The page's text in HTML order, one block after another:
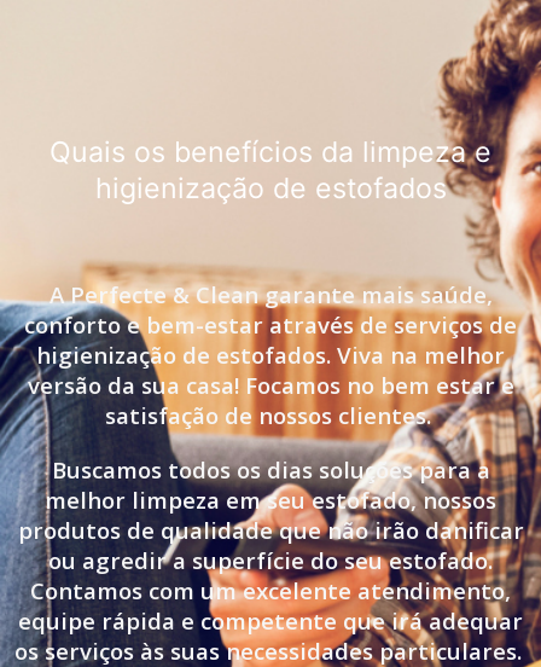
Quais os benefícios da limpeza e
higienização de estofados
A Perfecte & Clean garante mais saúde,
conforto e bem-estar através de serviços de
higienização de estofados. Viva na melhor
versão da sua casa! Focamos no bem estar e
satisfação de nossos clientes.
Buscamos todos os dias soluções para a
melhor limpeza em seu estofado, nossos
produtos de qualidade que não irão danificar
ou agredir a superfície do seu estofado.
Contamos com um excelente atendimento,
equipe rápida e competente que irá adequar
os serviços às suas necessidades particulares.